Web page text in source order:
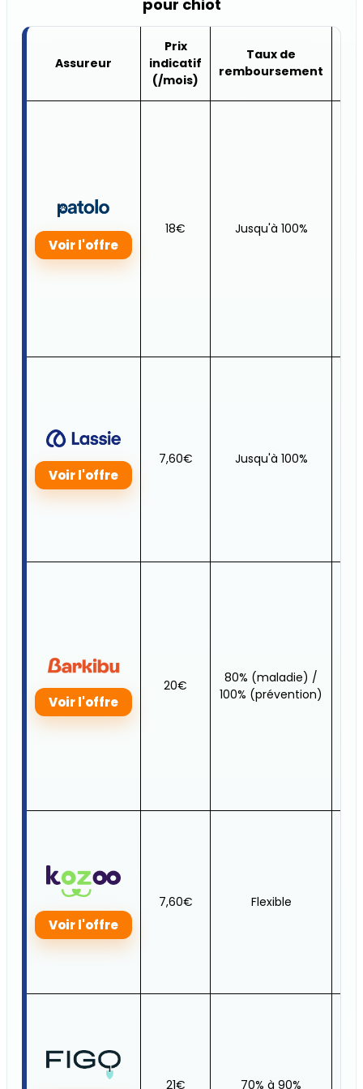
pour chiot
Assureur
Prix
indicatif
(/mois)
Taux de
remboursement
Voir l'offre
18€ Jusqu'à 100%
Voir l'offre
7,60€ Jusqu'à 100%
Voir l'offre
20€
80% (maladie) /
100% (prévention)
Voir l'offre
7,60€ Flexible
21€ 70% à 90%